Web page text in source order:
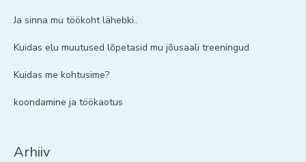
Ja sinna mu töökoht lähebki..
Kuidas elu muutused lõpetasid mu jõusaali treeningud
Kuidas me kohtusime?
koondamine ja töökaotus
Arhiiv